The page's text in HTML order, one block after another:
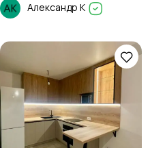
Александр К